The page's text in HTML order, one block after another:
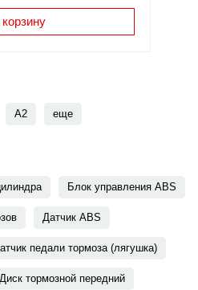
A2 еще
Блок управления ABS
Датчик ABS
педали тормоза (лягушка)
Диск тормозной передний